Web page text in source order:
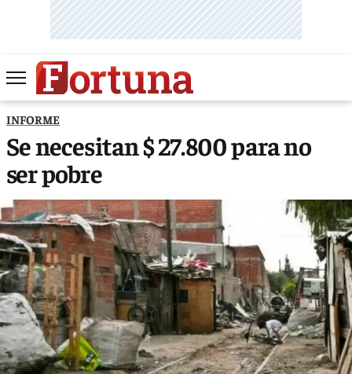
INFORME
Se necesitan $ 27.800 para no
ser pobre